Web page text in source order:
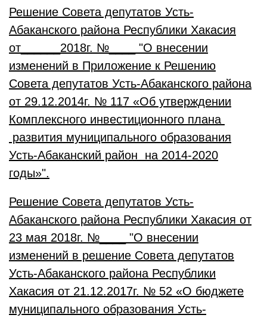
Решение Совета депутатов Усть-
Абаканского района Республики Хакасия
от______2018г. №____ "О внесении
изменений в Приложение к Решению
Совета депутатов Усть-Абаканского района
от 29.12.2014г. № 117 «Об утверждении
Комплексного инвестиционного плана
развития муниципального образования
Усть-Абаканский район на 2014-2020
годы»".
Решение Совета депутатов Усть-
Абаканского района Республики Хакасия от
23 мая 2018г. №____ "О внесении
изменений в решение Совета депутатов
Усть-Абаканского района Республики
Хакасия от 21.12.2017г. № 52 «О бюджете
муниципального образования Усть-